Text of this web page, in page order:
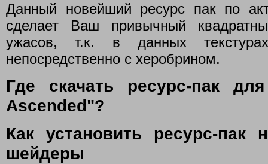
Данный новейший ресурс пак по
сделает Ваш привычный
ужасов, т.к. в данных
непосредственно с херобрином.
Где скачать ресурс-пак
Ascended"?
Как установить ресурс-
шейдеры